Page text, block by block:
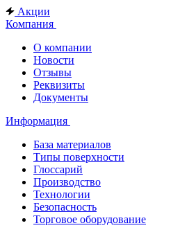
Акции
Компания
О компании
Новости
Отзывы
Реквизиты
Документы
Информация
База материалов
Типы поверхности
Глоссарий
Производство
Технологии
Безопасность
Торговое оборудование